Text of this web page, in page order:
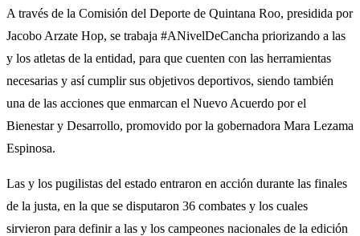
A través de la Comisión del Deporte de Quintana Roo, presidida por
Jacobo Arzate Hop, se trabaja #ANivelDeCancha priorizando a las
y los atletas de la entidad, para que cuenten con las herramientas
necesarias y así cumplir sus objetivos deportivos, siendo también
una de las acciones que enmarcan el Nuevo Acuerdo por el
Bienestar y Desarrollo, promovido por la gobernadora Mara Lezama
Espinosa.
Las y los pugilistas del estado entraron en acción durante las finales
de la justa, en la que se disputaron 36 combates y los cuales
sirvieron para definir a las y los campeones nacionales de la edición